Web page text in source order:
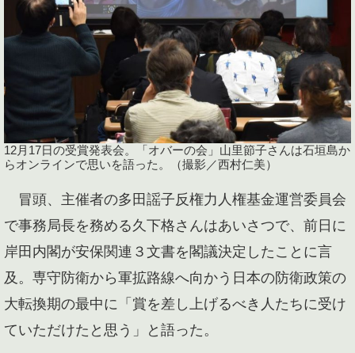
12月17日の受賞発表会。「オバーの会」山里節子さんは石垣島か
らオンラインで思いを語った。（撮影／西村仁美）
冒頭、主催者の多田謡子反権力人権基金運営委員会
で事務局長を務める久下格さんはあいさつで、前日に
岸田内閣が安保関連３文書を閣議決定したことに言
及。専守防衛から軍拡路線へ向かう日本の防衛政策の
大転換期の最中に「賞を差し上げるべき人たちに受け
ていただけたと思う」と語った。